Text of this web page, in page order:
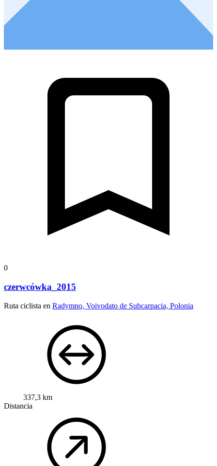
0
czerwcówka_2015
Ruta ciclista en Radymno, Voivodato de Subcarpacia, Polonia
337,3 km
Distancia